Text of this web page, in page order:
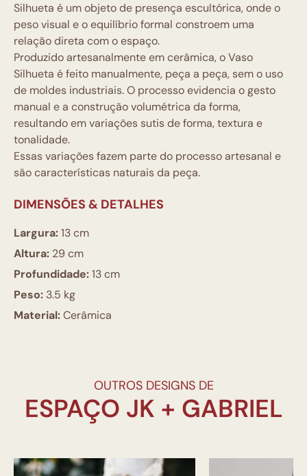
Silhueta é um objeto de presença escultórica, onde o
peso visual e o equilíbrio formal constroem uma
relação direta com o espaço.
Produzido artesanalmente em cerâmica, o Vaso
Silhueta é feito manualmente, peça a peça, sem o uso
de moldes industriais. O processo evidencia o gesto
manual e a construção volumétrica da forma,
resultando em variações sutis de forma, textura e
tonalidade.
Essas variações fazem parte do processo artesanal e
são características naturais da peça.
DIMENSÕES & DETALHES
Largura:13 cm
Altura: 29 cm
Profundidade:13 cm
Peso: 3.5 kg
Material:Cerâmica
OUTROS DESIGNS DE